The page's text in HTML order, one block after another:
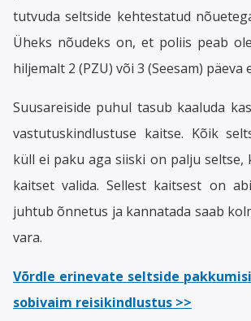
tutvuda seltside kehtestatud
Üheks nõudeks on, et poliis peab
hiljemalt 2 (PZU) või 3 (Seesam) päeva
Suusareiside puhul tasub kaaluda
vastutuskindlustuse kaitse. Kõik
küll ei paku aga siiski on palju seltse,
kaitset valida. Sellest kaitsest on
juhtub õnnetus ja kannatada saab
vara.
Võrdle erinevate seltside
sobivaim reisikindlustus >>